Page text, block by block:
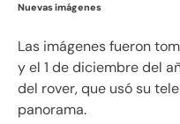
Nuevas imágenes
Las imágenes fueron
y el 1 de diciembre del
del rover, que usó su
panorama.